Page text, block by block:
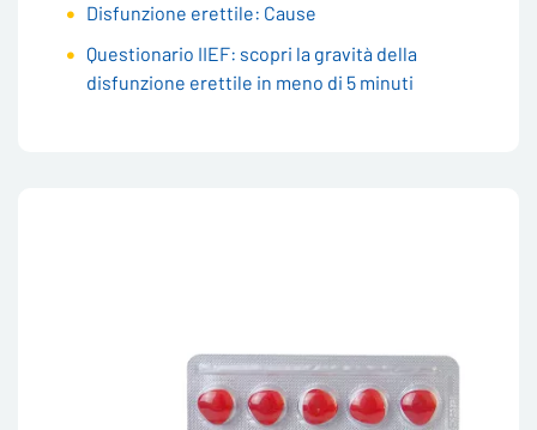
Disfunzione erettile: Cause
Questionario IIEF: scopri la gravità della
disfunzione erettile in meno di 5 minuti